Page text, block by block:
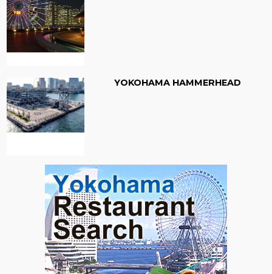
YOKOHAMA HAMMERHEAD